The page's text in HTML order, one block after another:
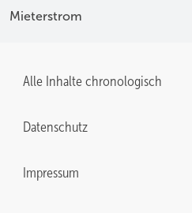
Mieterstrom
Alle Inhalte chronologisch
Datenschutz
Impressum